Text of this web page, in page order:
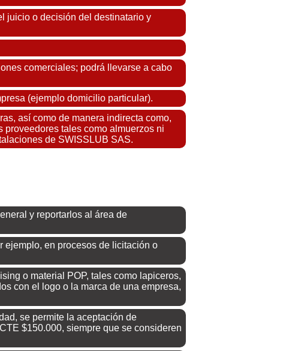
juicio o decisión del destinatario y
comerciales; podrá llevarse a cabo
(ejemplo domicilio particular).
así como de manera indirecta como,
proveedores tales como almuerzos ni
de SWISSLUB SAS.
y reportarlos al área de
ejemplo, en procesos de licitación o
o material POP, tales como lapiceros,
con el logo o la marca de una empresa,
se permite la aceptación de
$150.000, siempre que se consideren